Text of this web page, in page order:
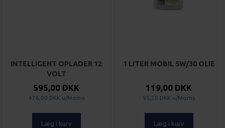
INTELLIGENT OPLADER 12
VOLT
595,00 DKK
476,00 DKK u/Moms
Læg i kurv
1 LITER MOBIL 5W/30 OLIE
119,00 DKK
95,20 DKK u/Moms
Læg i kurv